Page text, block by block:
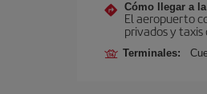
Cómo llegar a
El aeropuerto
privados y
Terminales: